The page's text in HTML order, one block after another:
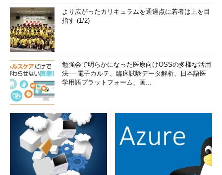
より広がったカリキュラムを通過点に若者は上を目
指す (1/2)
勉強会で明らかになった医療向けOSSの多様な活用
法──電子カルテ、臨床試験データ解析、日本語医
学用語プラットフォーム、画...